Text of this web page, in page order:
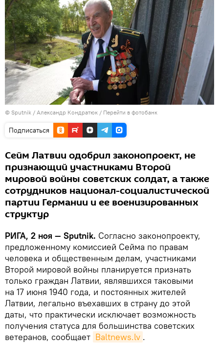
© Sputnik / Александр Кондратюк / Перейти в фотобанк
Подписаться
Сейм Латвии одобрил законопроект, не
признающий участниками Второй
мировой войны советских солдат, а также
сотрудников национал-социалистической
партии Германии и ее военизированных
структур
РИГА, 2 ноя — Sputnik. Согласно законопроекту,
предложенному комиссией Сейма по правам
человека и общественным делам, участниками
Второй мировой войны планируется признать
только граждан Латвии, являвшихся таковыми
на 17 июня 1940 года, и постоянных жителей
Латвии, легально въехавших в страну до этой
даты, что практически исключает возможность
получения статуса для большинства советских
ветеранов, сообщает Baltnews.lv .